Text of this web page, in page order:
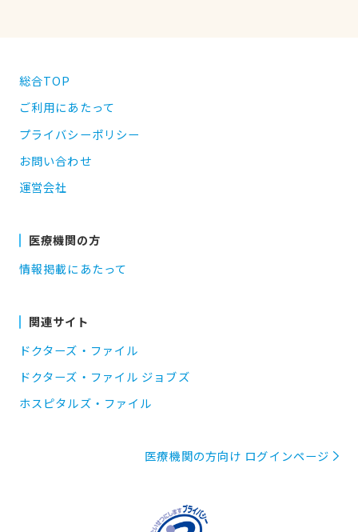
総合TOP
ご利用にあたって
プライバシーポリシー
お問い合わせ
運営会社
医療機関の方
情報掲載にあたって
関連サイト
ドクターズ・ファイル
ドクターズ・ファイル ジョブズ
ホスピタルズ・ファイル
医療機関の方向け ログインページ